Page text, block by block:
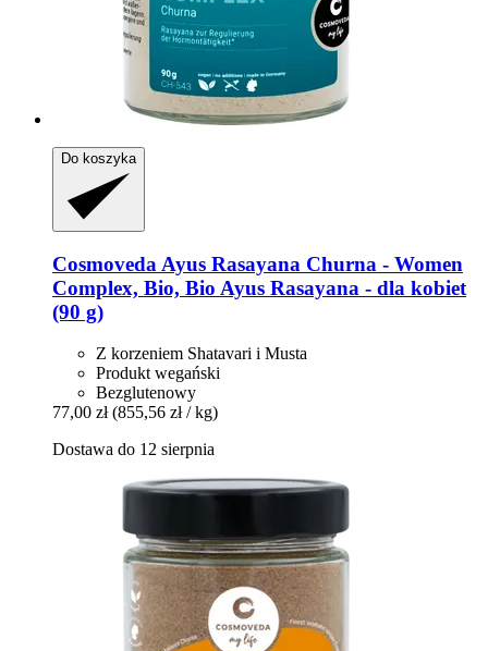
Do koszyka
Cosmoveda Ayus Rasayana Churna -​ Women
Complex, Bio, Bio Ayus Rasayana -​ dla kobiet
(90 g)
Z korzeniem Shatavari i Musta
Produkt wegański
Bezglutenowy
77,00 zł (855,56 zł / kg)
Dostawa do 12 sierpnia